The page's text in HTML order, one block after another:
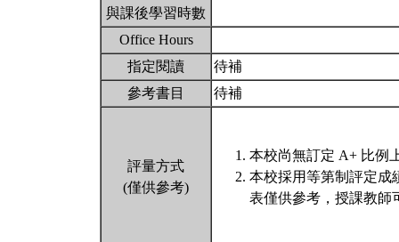
與課後學習時數
Office Hours
指定閱讀
待補
參考書目
待補
評量方式
(僅供參考)
本校尚無訂定 A+ 比例
本校採用等第制評定成
表僅供參考，授課教師